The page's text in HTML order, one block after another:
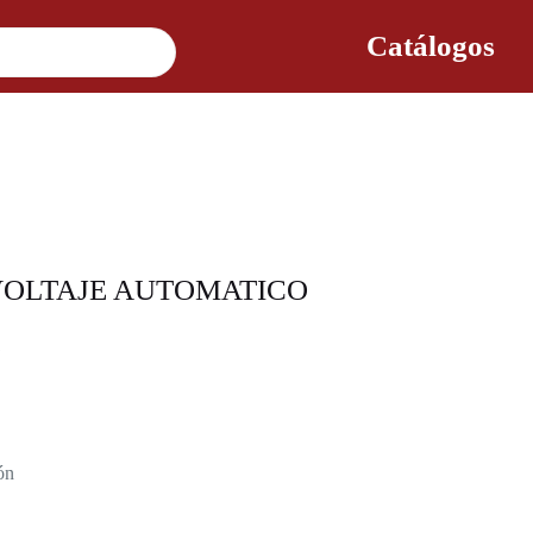
Catálogos
AUTOMATICO